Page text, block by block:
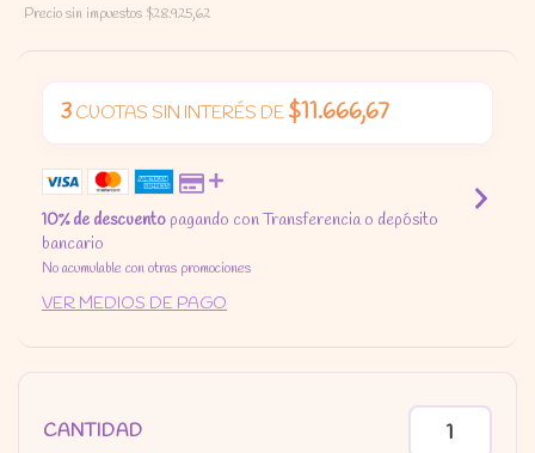
Precio sin impuestos $28.925,62
3 CUOTAS SIN INTERÉS DE$11.666,67
10% de descuento pagando con Transferencia o depósito
bancario
No acumulable con otras promociones
VER MEDIOS DE PAGO
CANTIDAD